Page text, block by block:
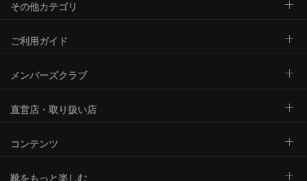
その他カテゴリ
ご利用ガイド
メンバーズクラブ
直営店・取り扱い店
コンテンツ
靴をもっと楽しむ